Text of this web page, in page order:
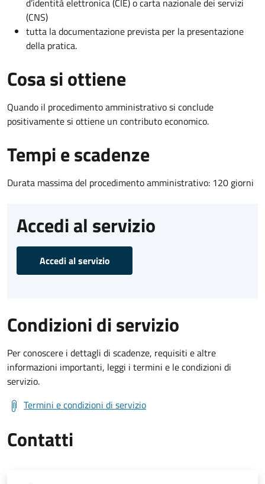
(CNS)
tutta la documentazione prevista per la presentazione
della pratica.
Cosa si ottiene
Quando il procedimento amministrativo si conclude
positivamente si ottiene un contributo economico.
Tempi e scadenze
Durata massima del procedimento amministrativo: 120 giorni
Accedi al servizio
Accedi al servizio
Condizioni di servizio
Per conoscere i dettagli di scadenze, requisiti e altre
informazioni importanti, leggi i termini e le condizioni di
servizio.
Termini e condizioni di servizio
Contatti